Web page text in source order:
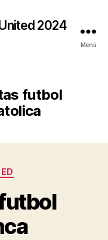
2024
Menú
futbol